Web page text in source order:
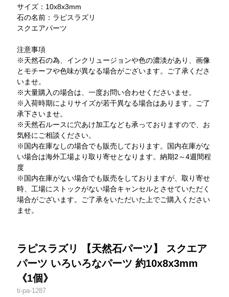
サイズ：10x8x3mm
石の名前：ラピスラズリ
スクエアパーツ
注意事項
※天然石の為、インクリュージョンや色の濃淡があり、画像
とモチーフや色味が異なる場合がございます。ご了承くださ
いませ。
※大量購入の場合は、一度お問い合わせくださいませ。
※入荷時期によりサイズが若干異なる場合はあります。ご了
承下さいませ。
※天然石ルースに穴あけ加工なども承っておりますので、お
気軽にご相談ください。
※国内在庫なしの場合でも販売しております。国内在庫がな
い場合は海外工場より取り寄せとなります。納期2～4週間程
度
※国内在庫がない場合でも販売をしておりますが、取り寄せ
時、工場にストックがない場合キャンセルとさせていただく
場合がございます。ご了承をいただいた上でご購入ください
ませ。
ラピスラズリ 【天然石パーツ】 スクエア
パーツ いろいろなパーツ 約10x8x3mm
《1個》
ti-pa-1287